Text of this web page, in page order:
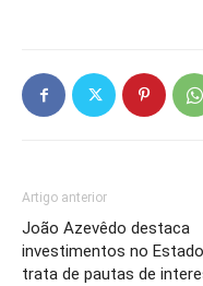
Artigo anterior
João Azevêdo destaca
investimentos no
trata de pautas de